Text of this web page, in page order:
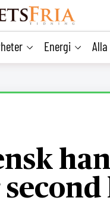
Energi